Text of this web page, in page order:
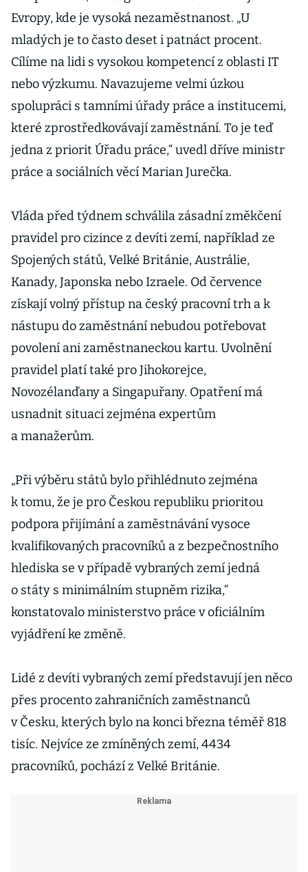
Evropy, kde je vysoká nezaměstnanost. „U
mladých je to často deset i patnáct procent.
Cílíme na lidi s vysokou kompetencí z oblasti IT
nebo výzkumu. Navazujeme velmi úzkou
spolupráci s tamními úřady práce a institucemi,
které zprostředkovávají zaměstnání. To je teď
jedna z priorit Úřadu práce,“ uvedl dříve ministr
práce a sociálních věcí Marian Jurečka.
Vláda před týdnem schválila zásadní změkčení
pravidel pro cizince z devíti zemí, například ze
Spojených států, Velké Británie, Austrálie,
Kanady, Japonska nebo Izraele. Od července
získají volný přístup na český pracovní trh a k
nástupu do zaměstnání nebudou potřebovat
povolení ani zaměstnaneckou kartu. Uvolnění
pravidel platí také pro Jihokorejce,
Novozélanďany a Singapuřany. Opatření má
usnadnit situaci zejména expertům
a manažerům.
„Při výběru států bylo přihlédnuto zejména
k tomu, že je pro Českou republiku prioritou
podpora přijímání a zaměstnávání vysoce
kvalifikovaných pracovníků a z bezpečnostního
hlediska se v případě vybraných zemí jedná
o státy s minimálním stupněm rizika,“
konstatovalo ministerstvo práce v oficiálním
vyjádření ke změně.
Lidé z devíti vybraných zemí představují jen něco
přes procento zahraničních zaměstnanců
v Česku, kterých bylo na konci března téměř 818
tisíc. Nejvíce ze zmíněných zemí, 4434
pracovníků, pochází z Velké Británie.